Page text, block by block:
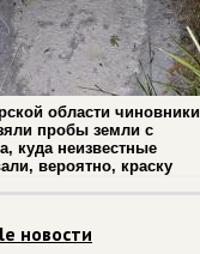
области чиновники
пробы земли с
куда неизвестные
вероятно, краску
новости